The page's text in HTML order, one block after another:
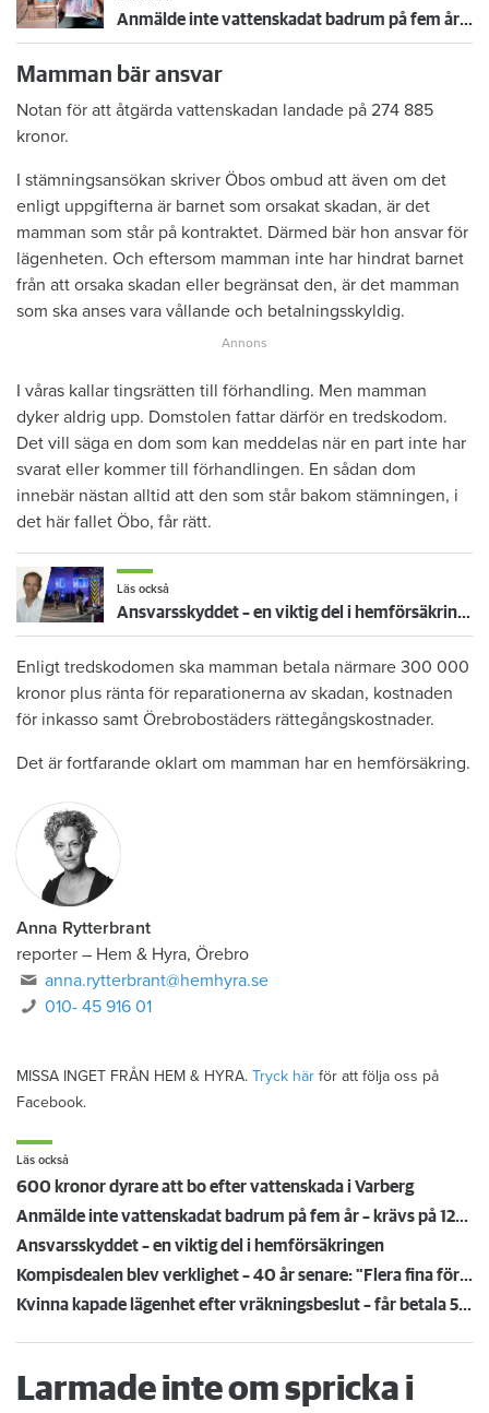
Anmälde inte vattenskadat badrum på fem år – krävs på 125 000 kronor
Mamman bär ansvar
Notan för att åtgärda vattenskadan landade på 274 885
kronor.
I stämningsansökan skriver Öbos ombud att även om det
enligt uppgifterna är barnet som orsakat skadan, är det
mamman som står på kontraktet. Därmed bär hon ansvar för
lägenheten. Och eftersom mamman inte har hindrat barnet
från att orsaka skadan eller begränsat den, är det mamman
som ska anses vara vållande och betalningsskyldig.
I våras kallar tingsrätten till förhandling. Men mamman
dyker aldrig upp. Domstolen fattar därför en tredskodom.
Det vill säga en dom som kan meddelas när en part inte har
svarat eller kommer till förhandlingen. En sådan dom
innebär nästan alltid att den som står bakom stämningen, i
det här fallet Öbo, får rätt.
Läs också
Ansvarsskyddet – en viktig del i hemförsäkringen
Enligt tredskodomen ska mamman betala närmare 300 000
kronor plus ränta för reparationerna av skadan, kostnaden
för inkasso samt Örebrobostäders rättegångskostnader.
Det är fortfarande oklart om mamman har en hemförsäkring.
Anna Rytterbrant
reporter – Hem & Hyra, Örebro
anna.rytterbrant@hemhyra.se
010- 45 916 01
MISSA INGET FRÅN HEM & HYRA. Tryck här för att följa oss på
Facebook.
Läs också
600 kronor dyrare att bo efter vattenskada i Varberg
Anmälde inte vattenskadat badrum på fem år – krävs på 125 000 kronor
Ansvarsskyddet – en viktig del i hemförsäkringen
Kompisdealen blev verklighet – 40 år senare: "Flera fina fördelar med att dela bostad"
Kvinna kapade lägenhet efter vräkningsbeslut – får betala 50 000
Larmade inte om spricka i